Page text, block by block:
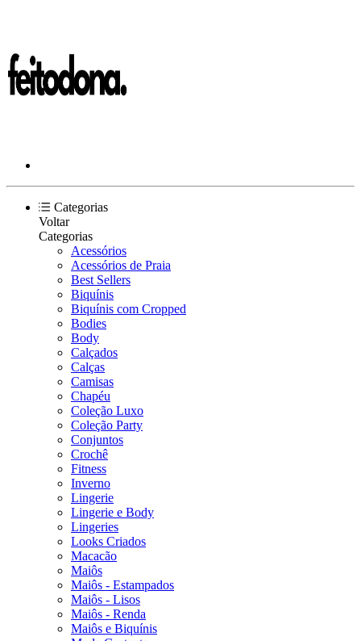
Categorias
Voltar
Categorias
Acessórios
Acessórios de Praia
Best Sellers
Biquínis
Biquínis com Cropped
Bodies
Body
Calçados
Calças
Camisas
Chapéu
Coleção Luxo
Coleção Party
Conjuntos
Crochê
Fitness
Inverno
Lingerie
Lingerie e Body
Lingeries
Looks Criados
Macacão
Maiôs
Maiôs - Estampados
Maiôs - Lisos
Maiôs - Renda
Maiôs e Biquínis